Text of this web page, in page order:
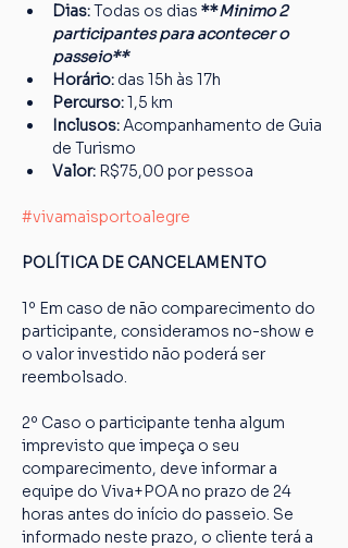
Dias: Todas os dias **Minimo 2
participantes para acontecer o
passeio**
Horário: das 15h às 17h
Percurso: 1,5 km
Inclusos: Acompanhamento de Guia
de Turismo
Valor: R$75,00 por pessoa
#vivamaisportoalegre
POLÍTICA DE CANCELAMENTO
1º Em caso de não comparecimento do
participante, consideramos no-show e
o valor investido não poderá ser
reembolsado.
2º Caso o participante tenha algum
imprevisto que impeça o seu
comparecimento, deve informar a
equipe do Viva+POA no prazo de 24
horas antes do início do passeio. Se
informado neste prazo, o cliente terá a